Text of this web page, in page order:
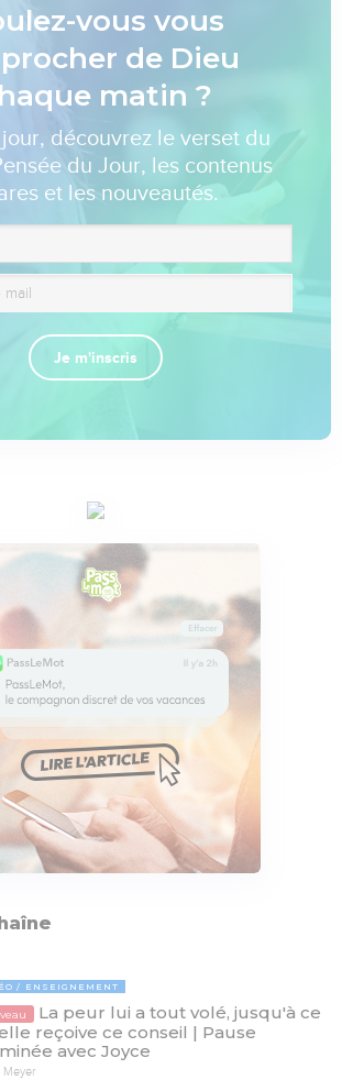
vous vous
de Dieu
matin ?
découvrez le verset du
du Jour, les contenus
et les nouveautés.
Je m'inscris
ENSEIGNEMENT
La peur lui a tout volé, jusqu'à ce
reçoive ce conseil | Pause
avec Joyce
Meyer